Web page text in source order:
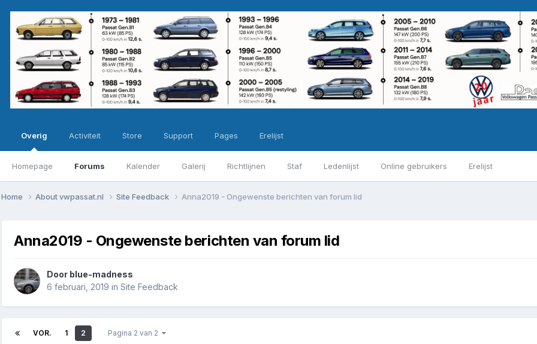
Overig
Homepage Forums Kalender Galerij Richtlijnen Staf Ledenlijst Online gebruikers Erelijst
Activiteit Store Support Pages Erelijst
Home About vwpassat.nl Site Feedback Anna2019 - Ongewenste berichten van forum lid
Anna2019 - Ongewenste berichten van forum lid
Door blue-madness
6 februari, 2019 in Site Feedback
VOR. 1 2 Pagina 2 van 2